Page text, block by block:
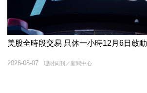
美股全時段交易 只休一小時12月6日啟動
理財周刊／新聞中心
2026-08-07